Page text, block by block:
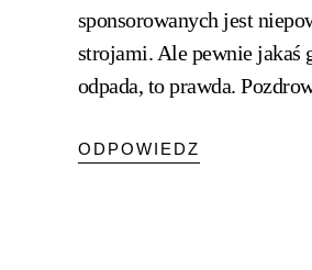
sponsorowanych jest
strojami. Ale pewnie jakaś
odpada, to prawda.
ODPOWIEDZ